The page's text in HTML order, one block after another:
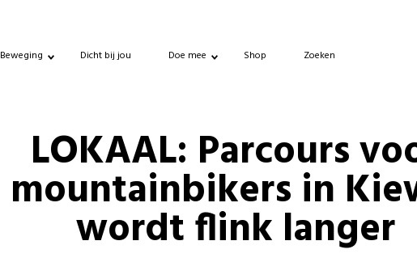
Beweging Dicht bij jou Doe mee Shop Zoeken
LOKAAL: Parcours
mountainbikers in
wordt flink langer